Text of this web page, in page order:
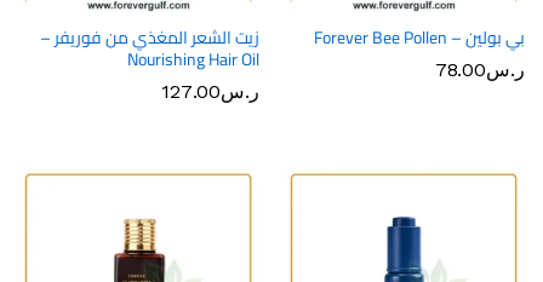
بي بولين – Forever Bee Pollen
ر.س78.00
زيت الشعر المغذي من فوريفر –
Nourishing Hair Oil
ر.س127.00